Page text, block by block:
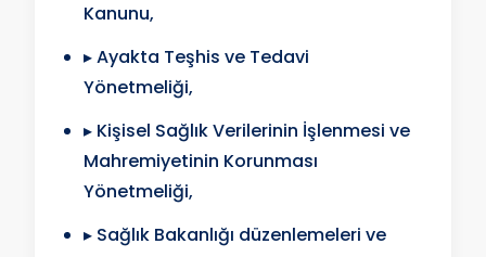
Kanunu,
▸ Ayakta Teşhis ve Tedavi
Yönetmeliği,
▸ Kişisel Sağlık Verilerinin İşlenmesi ve
Mahremiyetinin Korunması
Yönetmeliği,
▸ Sağlık Bakanlığı düzenlemeleri ve